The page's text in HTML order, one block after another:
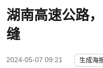
湖南高速公路
缝
2024-05-07 09:21 生成海